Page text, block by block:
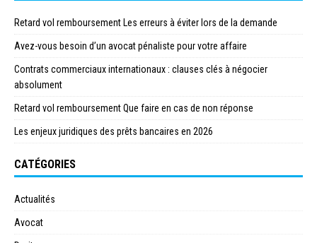
Retard vol remboursement Les erreurs à éviter lors de la demande
Avez-vous besoin d’un avocat pénaliste pour votre affaire
Contrats commerciaux internationaux : clauses clés à négocier
absolument
Retard vol remboursement Que faire en cas de non réponse
Les enjeux juridiques des prêts bancaires en 2026
CATÉGORIES
Actualités
Avocat